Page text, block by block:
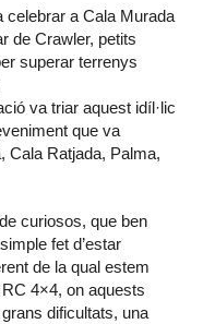
a Cala Murada
de Crawler, petits
superar terrenys
va triar aquest idíl·lic
que va
Cala Ratjada, Palma,
curiosos, que ben
fet d’estar
de la qual estem
4×4, on aquests
dificultats, una